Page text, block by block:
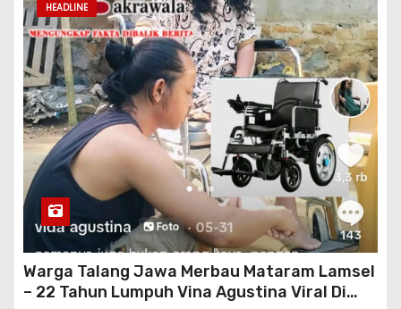
HEADLINE
Warga Talang Jawa Merbau Mataram Lamsel
– 22 Tahun Lumpuh Vina Agustina Viral Di